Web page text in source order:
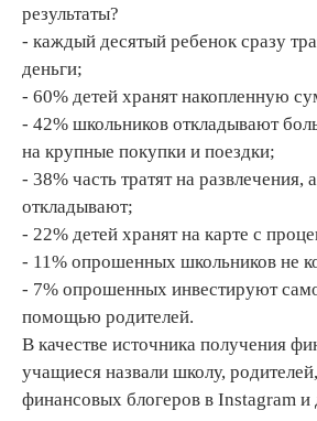
результаты?
- каждый десятый ребенок сразу
деньги;
- 60% детей хранят накопленную
- 42% школьников откладывают
на крупные покупки и поездки;
- 38% часть тратят на развлечения,
откладывают;
- 22% детей хранят на карте с
- 11% опрошенных школьников не
- 7% опрошенных инвестируют
помощью родителей.
В качестве источника получения
учащиеся назвали школу,
финансовых блогеров в Instagram и